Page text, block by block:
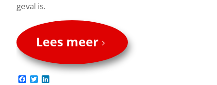
geval is.
Lees meer
Facebook
TwitterLinkedIn